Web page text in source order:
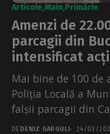
Articole Main Primărie
Amenzi de
parcagii din
intensificat
Mai bine de 100 de
Poliția Locală a
falșii parcagii din
DE DENIZ GARGULI 24/03/